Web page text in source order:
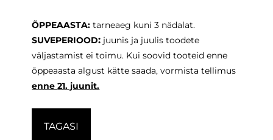
ÕPPEAASTA:tarneaeg kuni 3 nädalat.
SUVEPERIOOD: juunis ja juulis toodete
väljastamist ei toimu. Kui soovid tooteid enne
õppeaasta algust kätte saada, vormista tellimus
enne21. juunit.
TAGASI